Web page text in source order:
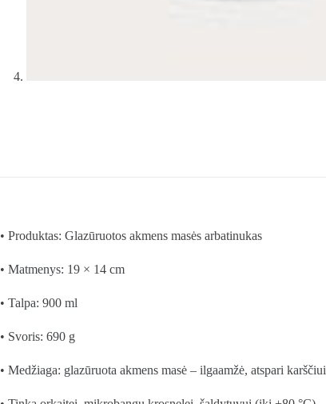
• Produktas: Glazūruotos akmens masės arbatinukas
• Matmenys: 19 × 14 cm
• Talpa: 900 ml
• Svoris: 690 g
• Medžiaga: glazūruota akmens masė – ilgaamžė, atspari karščiui